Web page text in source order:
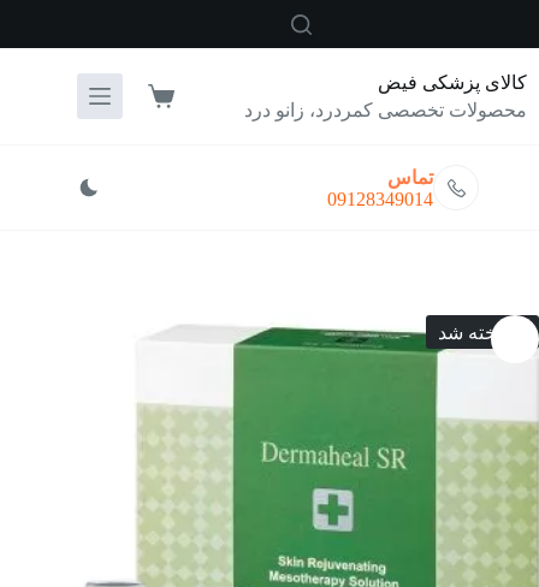
کالای پزشکی فیض
محصولات تخصصی کمردرد، زانو درد
سبد
تماس
09128349014
فروخته شد